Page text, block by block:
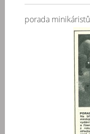
porada minikáristů